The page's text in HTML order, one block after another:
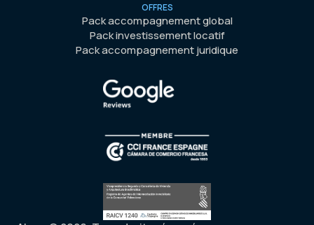
OFFRES
Pack accompagnement global
Pack investissement locatif
Pack accompagnement juridique